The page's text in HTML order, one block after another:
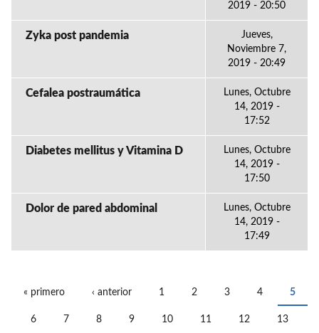
2019 - 20:50
Zyka post pandemia
Jueves,
Noviembre 7,
2019 - 20:49
Cefalea postraumática
Lunes, Octubre
14, 2019 -
17:52
Diabetes mellitus y Vitamina D
Lunes, Octubre
14, 2019 -
17:50
Dolor de pared abdominal
Lunes, Octubre
14, 2019 -
17:49
« primero ‹ anterior 1 2 3 4 5
6 7 8 9 10 11 12 13